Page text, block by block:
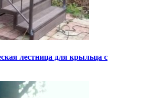
лестница для крыльца с